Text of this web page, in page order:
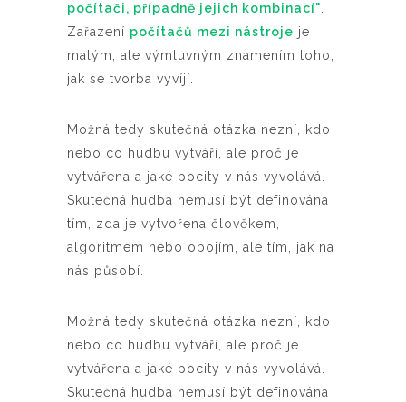
počítači, případně jejich kombinací"
Zařazení počítačů mezi nástroje je
malým, ale výmluvným znamením toho,
jak se tvorba vyvíjí.
Možná tedy skutečná otázka nezní, kdo
nebo co hudbu vytváří, ale proč je
vytvářena a jaké pocity v nás vyvolává.
Skutečná hudba nemusí být definována
tím, zda je vytvořena člověkem,
algoritmem nebo obojím, ale tím, jak na
nás působí.
Možná tedy skutečná otázka nezní, kdo
nebo co hudbu vytváří, ale proč je
vytvářena a jaké pocity v nás vyvolává.
Skutečná hudba nemusí být definována